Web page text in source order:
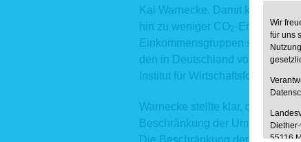
Kai Warnecke. Damit könne der
hin zu weniger CO2-Emissionen
Einkommensgruppen sogar
den in Deutschland
Institut für Wirtschaftsforschung
Warnecke stellte klar, dass mit
Beschränkung der Umlage des
Wir
für uns
55116